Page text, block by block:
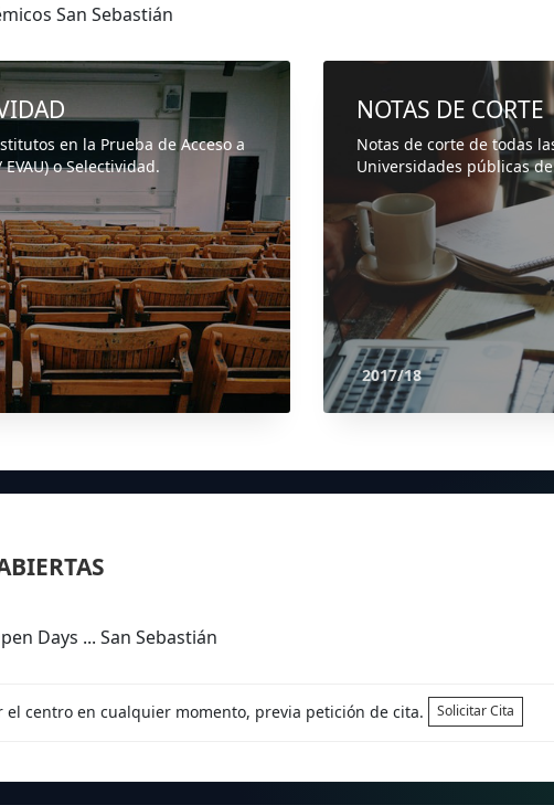
San Sebastián
en la Prueba de Acceso a
o Selectividad.
NOTAS DE CORTE
Notas de corte de todas
Universidades públicas
2017/18
Days ... San Sebastián
el centro en cualquier momento, previa petición de cita. Solicitar Cita